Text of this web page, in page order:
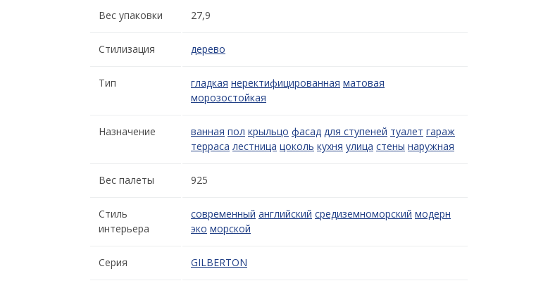
Вес упаковки 27,9
Стилизация дерево
Тип гладкая неректифицированная матовая
морозостойкая
Назначение ванная пол крыльцо фасад для ступеней туалет гараж
терраса лестница цоколь кухня улица стены наружная
Вес палеты 925
Стиль
интерьера
современный английский средиземноморский модерн
эко морской
Серия GILBERTON